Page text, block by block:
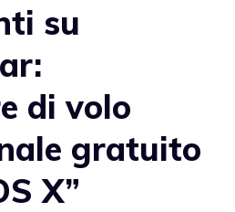
su
di volo
gratuito
X”